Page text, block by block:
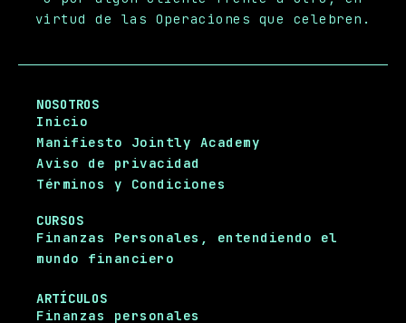
virtud de las Operaciones que celebren.
NOSOTROS
Inicio
Manifiesto Jointly Academy
Aviso de privacidad
Términos y Condiciones
CURSOS
Finanzas Personales, entendiendo el
mundo financiero
ARTÍCULOS
Finanzas personales